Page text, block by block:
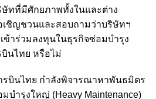
ษัทที่มีศักยภาพทั้งในและต่าง
เชิญชวนและสอบถามว่าบริษัทฯ
ข้าร่วมลงทุนในธุรกิจซ่อมบำรุง
นไทย หรือไม่
บินไทย กำลังพิจารณาหาพันธมิตร
บำรุงใหญ่ (Heavy Maintenance)